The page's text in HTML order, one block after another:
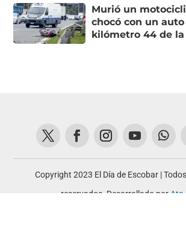
Murió un
chocó con un
kilómetro 44 de
Copyright 2023 El Día de Escobar |
reservados. Desarrollado por Ata